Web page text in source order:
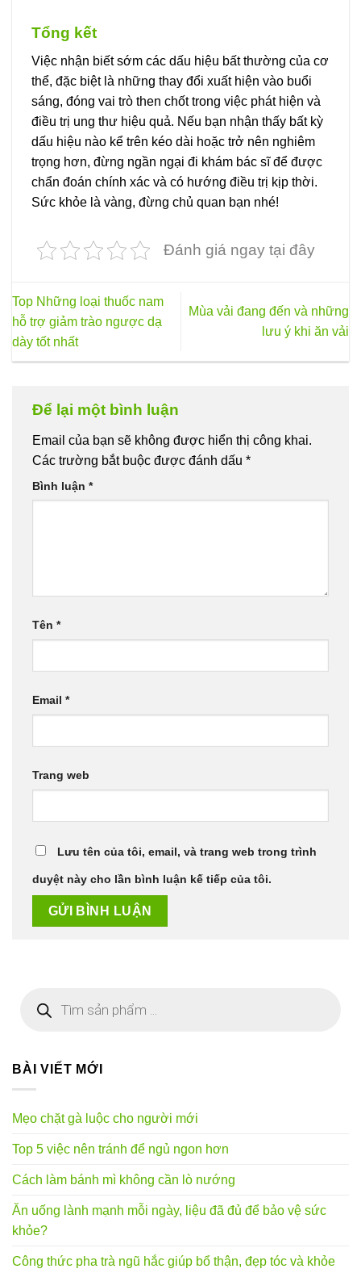
Tổng kết
Việc nhận biết sớm các dấu hiệu bất thường của cơ
thể, đặc biệt là những thay đổi xuất hiện vào buổi
sáng, đóng vai trò then chốt trong việc phát hiện và
điều trị ung thư hiệu quả. Nếu bạn nhận thấy bất kỳ
dấu hiệu nào kể trên kéo dài hoặc trở nên nghiêm
trọng hơn, đừng ngần ngại đi khám bác sĩ để được
chẩn đoán chính xác và có hướng điều trị kịp thời.
Sức khỏe là vàng, đừng chủ quan bạn nhé!
Đánh giá ngay tại đây
Top Những loại thuốc nam
hỗ trợ giảm trào ngược dạ
dày tốt nhất
Mùa vải đang đến và những
lưu ý khi ăn vải
Để lại một bình luận
Email của bạn sẽ không được hiển thị công khai.
Các trường bắt buộc được đánh dấu *
Bình luận *
Tên *
Email *
Trang web
Lưu tên của tôi, email, và trang web trong trình
duyệt này cho lần bình luận kế tiếp của tôi.
kiếm
BÀI VIẾT MỚI
Mẹo chặt gà luộc cho người mới
Top 5 việc nên tránh để ngủ ngon hơn
Cách làm bánh mì không cần lò nướng
Ăn uống lành mạnh mỗi ngày, liệu đã đủ để bảo vệ sức
khỏe?
Công thức pha trà ngũ hắc giúp bổ thận, đẹp tóc và khỏe